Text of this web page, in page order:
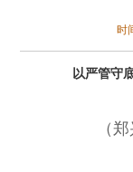
时
以严管守
（